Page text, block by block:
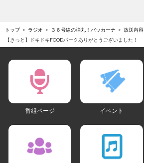
トップ ラジオ ３６号線の弾丸！バッカーナ 放送内容
【きっと】ドキドキFOODパークありがとうございました！
番組ページ イベント